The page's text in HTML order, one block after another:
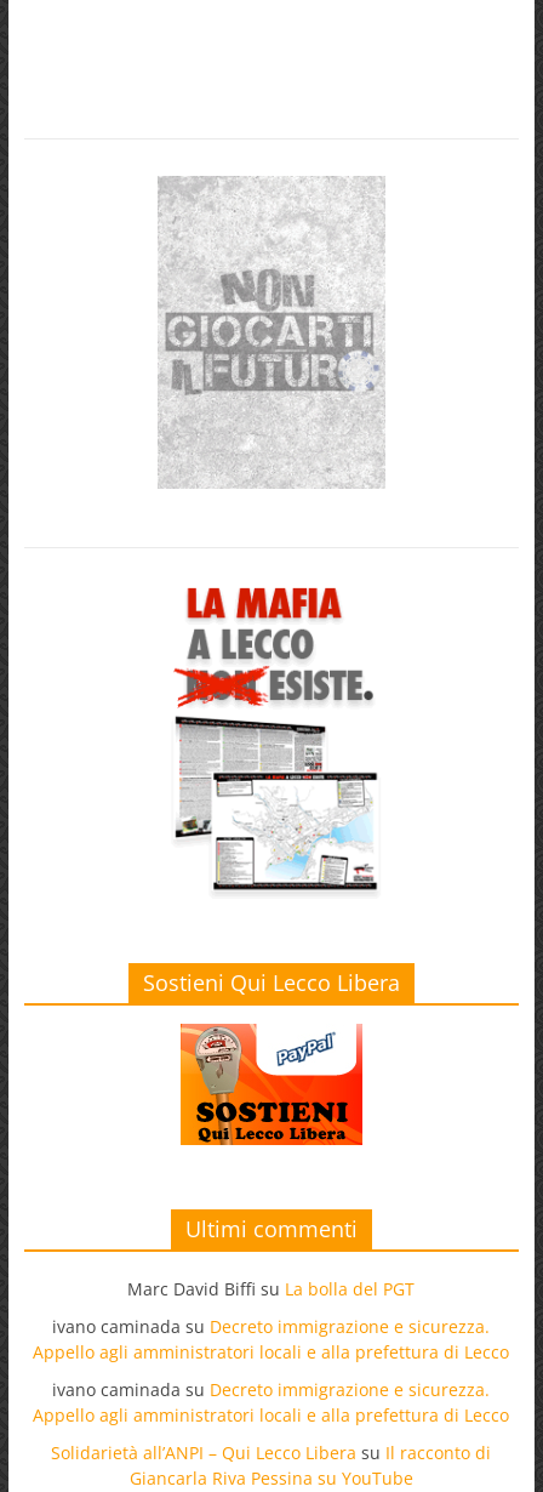
Sostieni Qui Lecco Libera
Ultimi commenti
Marc David Biffi su La bolla del PGT
ivano caminada su Decreto immigrazione e sicurezza.
Appello agli amministratori locali e alla prefettura di Lecco
ivano caminada su Decreto immigrazione e sicurezza.
Appello agli amministratori locali e alla prefettura di Lecco
Solidarietà all’ANPI – Qui Lecco Libera su Il racconto di
Giancarla Riva Pessina su YouTube